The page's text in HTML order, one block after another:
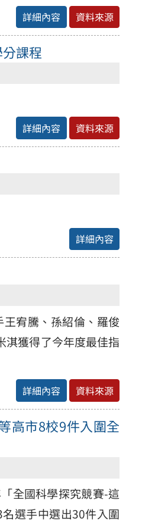
詳細內容 資料來源
課程
詳細內容 資料來源
詳細內容
宥騰、孫紹倫、羅俊
淇獲得了今年度最佳指
詳細內容 資料來源
高市8校9件入圍全
全國科學探究競賽-這
選手中選出30件入圍